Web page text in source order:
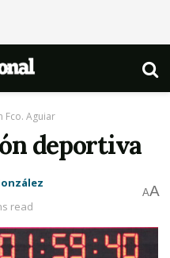
Fco. Aguiar
deportiva
read
AA